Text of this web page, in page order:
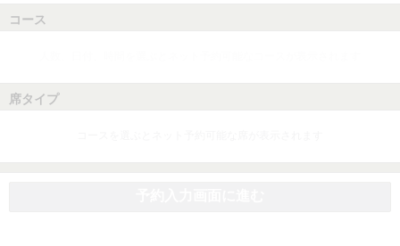
コース
席タイプ